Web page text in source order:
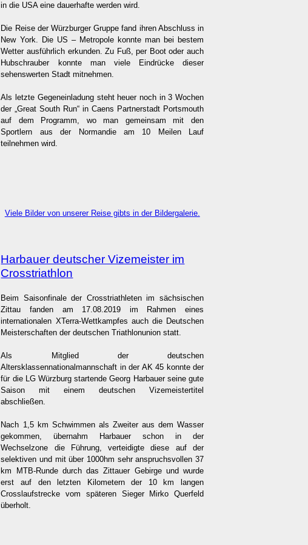
in die USA eine dauerhafte werden wird.
Die Reise der Würzburger Gruppe fand ihren Abschluss in
New York. Die US – Metropole konnte man bei bestem
Wetter ausführlich erkunden. Zu Fuß, per Boot oder auch
Hubschrauber konnte man viele Eindrücke dieser
sehenswerten Stadt mitnehmen.
Als letzte Gegeneinladung steht heuer noch in 3 Wochen
der „Great South Run“ in Caens Partnerstadt Portsmouth
auf dem Programm, wo man gemeinsam mit den
Sportlern aus der Normandie am 10 Meilen Lauf
teilnehmen wird.
Viele Bilder von unserer Reise gibts in der Bildergalerie.
Harbauer deutscher Vizemeister im
Crosstriathlon
Beim Saisonfinale der Crosstriathleten im sächsischen
Zittau fanden am 17.08.2019 im Rahmen eines
internationalen XTerra-Wettkampfes auch die Deutschen
Meisterschaften der deutschen Triathlonunion statt.
Als Mitglied der deutschen
Altersklassennationalmannschaft in der AK 45 konnte der
für die LG Würzburg startende Georg Harbauer seine gute
Saison mit einem deutschen Vizemeistertitel
abschließen.
Nach 1,5 km Schwimmen als Zweiter aus dem Wasser
gekommen, übernahm Harbauer schon in der
Wechselzone die Führung, verteidigte diese auf der
selektiven und mit über 1000hm sehr anspruchsvollen 37
km MTB-Runde durch das Zittauer Gebirge und wurde
erst auf den letzten Kilometern der 10 km langen
Crosslaufstrecke vom späteren Sieger Mirko Querfeld
überholt.